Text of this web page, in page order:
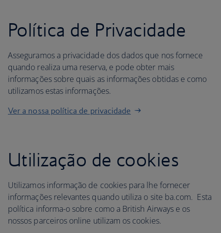
Política de Privacidade
Asseguramos a privacidade dos dados que nos fornece
quando realiza uma reserva, e pode obter mais
informações sobre quais as informações obtidas e como
utilizamos estas informações.
Ver a nossa política de privacidade
Utilização de cookies
Utilizamos informação de cookies para lhe fornecer
informações relevantes quando utiliza o site ba.com. Esta
política informa-o sobre como a British Airways e os
nossos parceiros online utilizam os cookies.